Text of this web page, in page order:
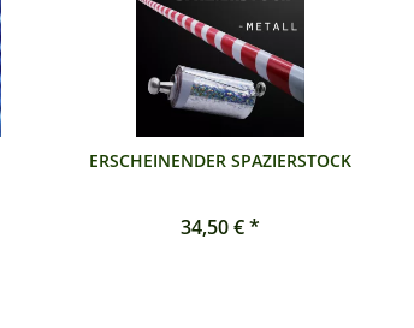
ERSCHEINENDER SPAZIERSTOCK
34,50 € *